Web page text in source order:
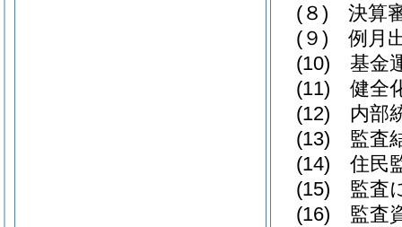
(８)
決算
(９)
例月
(10)
基金
(11)
健全
(12)
内部
(13)
監査
(14)
住民
(15)
監査
(16)
監査